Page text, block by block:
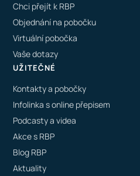
Chci přejít k RBP
Objednání na pobočku
Virtuální pobočka
Vaše dotazy
UŽITEČNÉ
Kontakty a pobočky
Infolinka s online přepisem
Podcasty a videa
Akce s RBP
Blog RBP
Aktuality